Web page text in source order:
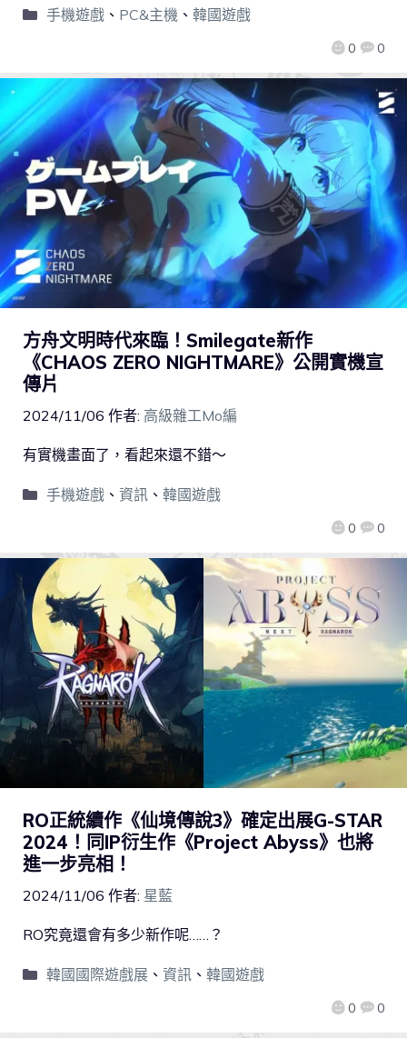
0 0
手機遊戲、 PC&主機、 韓國遊戲
方舟文明時代來臨！Smilegate新作
《CHAOS ZERO NIGHTMARE》公開實機宣
傳片
2024/11/06 作者: 高級雜工Mo編
0 0
有實機畫面了，看起來還不錯～
手機遊戲、 資訊、 韓國遊戲
RO正統續作《仙境傳說3》確定出展G-STAR
2024！同IP衍生作《Project Abyss》也將
進一步亮相！
2024/11/06 作者: 星藍
0 0
RO究竟還會有多少新作呢……？
韓國國際遊戲展、 資訊、 韓國遊戲